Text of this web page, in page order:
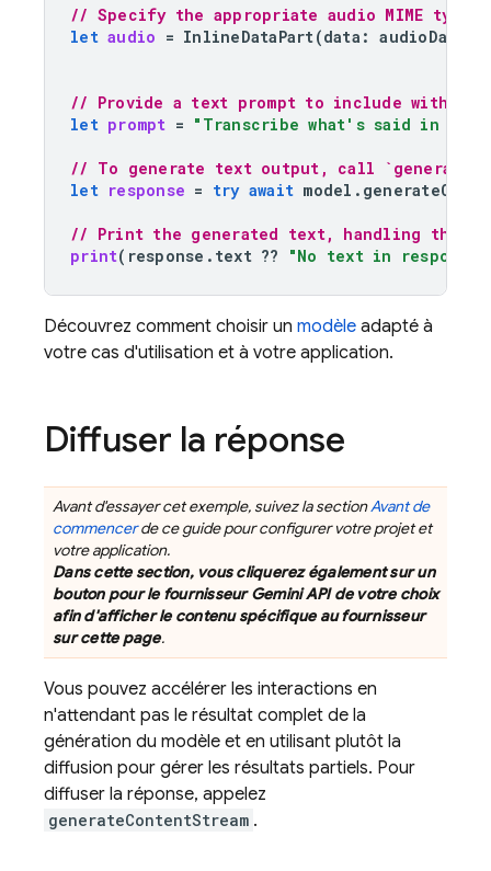
// Specify the appropriate audio MIME type
let audio = InlineDataPart(data : audioData
// Provide a text prompt to include with the
let prompt = "Transcribe what's said in
// To generate text output, call
let response = try await model .
// Print the generated text, handling the
print( response . text ?? "No text in
Découvrez comment choisir un modèle adapté à
votre cas d'utilisation et à votre application.
Diffuser la réponse
Avant d'essayer cet exemple, suivez la sectionAvant de
commencerde ce guide pour configurer votre projet et
votre application.
Dans cette section, vous cliquerez également sur un
bouton pour le fournisseurGemini APIde votre choix
afin d'afficher le contenu spécifique au fournisseur
sur cette page.
Vous pouvez accélérer les interactions en
n'attendant pas le résultat complet de la
génération du modèle et en utilisant plutôt la
diffusion pour gérer les résultats partiels. Pour
diffuser la réponse, appelez
generateContentStream .